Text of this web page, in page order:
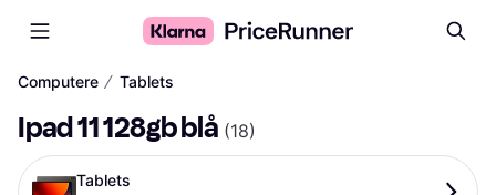
Computere ∕ Tablets
Ipad 11 128gb blå (18)
Tablets